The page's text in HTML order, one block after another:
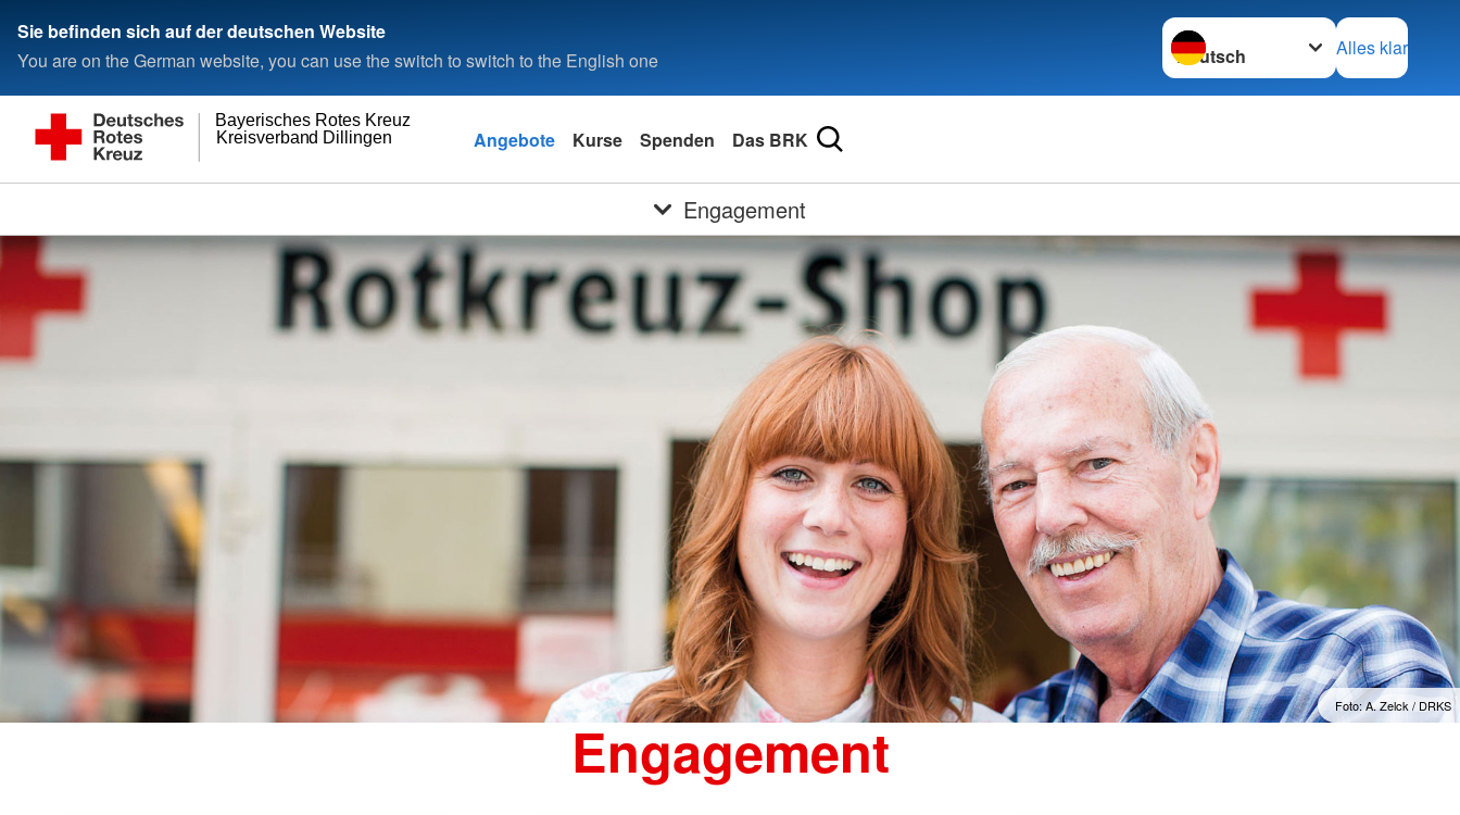
Sie befinden sich auf der deutschen Website
You are on the German website, you can use the switch to switch to the English one
Sprache wechseln zu
Alles klar
Kreisverband Dillingen
Bayerisches Rotes Kreuz
Angebote Kurse Spenden Das BRK
Engagement
Foto: A. Zelck / DRKS
Engagement